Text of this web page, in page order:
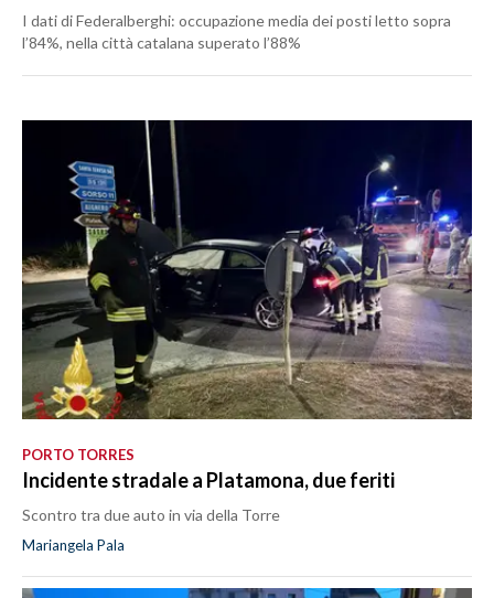
I dati di Federalberghi: occupazione media dei posti letto sopra
l’84%, nella città catalana superato l’88%
PORTO TORRES
Incidente stradale a Platamona, due feriti
Scontro tra due auto in via della Torre
Mariangela Pala